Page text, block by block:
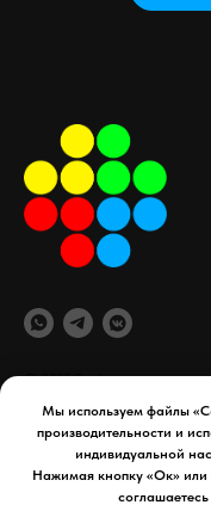
Мы используем файлы
производительности и
индивидуальной
Нажимая кнопку «Ок» или
© 2025 Spaif
офис компании
maydex.store@gmail.com
Уфа, 50 лет СССР д. 34